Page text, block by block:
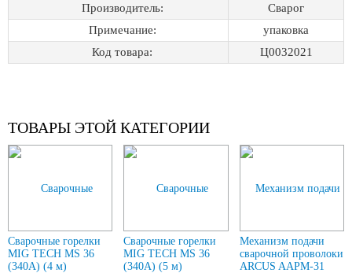
Производитель:
Сварог
Примечание:
упаковка
Код товара:
Ц0032021
ТОВАРЫ ЭТОЙ КАТЕГОРИИ
Сварочные горелки
MIG TECH MS 36
(340A) (4 м)
Сварочные горелки
MIG TECH MS 36
(340A) (5 м)
Механизм подачи
сварочной проволоки
ARCUS AAPM-31